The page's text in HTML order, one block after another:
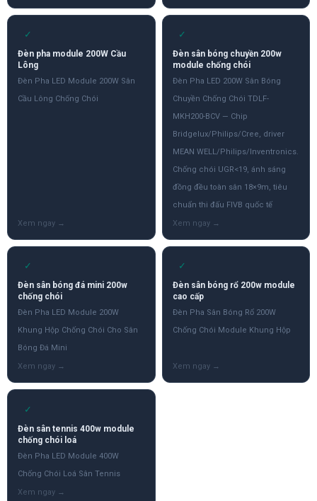
✓
Đèn pha module 200W Cầu
Lông
Đèn Pha LED Module 200W Sân
Cầu Lông Chống Chói
✓
Đèn sân bóng chuyền 200w
module chống chói
Đèn Pha LED 200W Sân Bóng
Chuyền Chống Chói TDLF-
MKH200-BCV — Chip
Bridgelux/Philips/Cree, driver
MEAN WELL/Philips/Inventronics.
Chống chói UGR<19, ánh sáng
đồng đều toàn sân 18×9m, tiêu
chuẩn thi đấu FIVB quốc tế
✓
Đèn sân bóng đá mini 200w
chống chói
Đèn Pha LED Module 200W
Khung Hộp Chống Chói Cho Sân
Bóng Đá Mini
✓
Đèn sân bóng rổ 200w module
cao cấp
Đèn Pha Sân Bóng Rổ 200W
Chống Chói Module Khung Hộp
✓
Đèn sân tennis 400w module
chống chói loá
Đèn Pha LED Module 400W
Chống Chói Loá Sân Tennis